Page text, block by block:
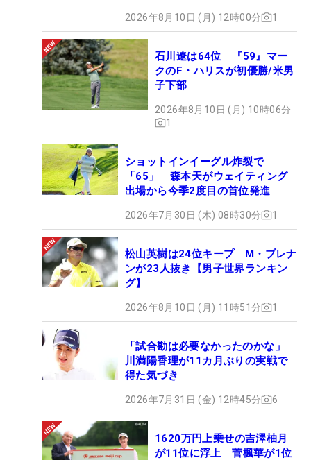
2026年8月10日 (月) 12時00分 1
石川遼は64位 『59』マー
クのF・ハリスが初優勝/米男
子下部
2026年8月10日 (月) 10時06分
1
ショットインイーグル炸裂で
「65」 森本天がウェイティング
出場から今季2度目の首位発進
2026年7月30日 (木) 08時30分 1
松山英樹は24位キープ M・ブレナ
ンが23人抜き【男子世界ランキン
グ】
2026年8月10日 (月) 11時51分 1
「試合勘は必要なかったのかな」
川満陽香理が11カ月ぶりの実戦で
得た気づき
2026年7月31日 (金) 12時45分 6
1620万円上乗せの吉澤柚月
が11位に浮上 菅楓華が1位